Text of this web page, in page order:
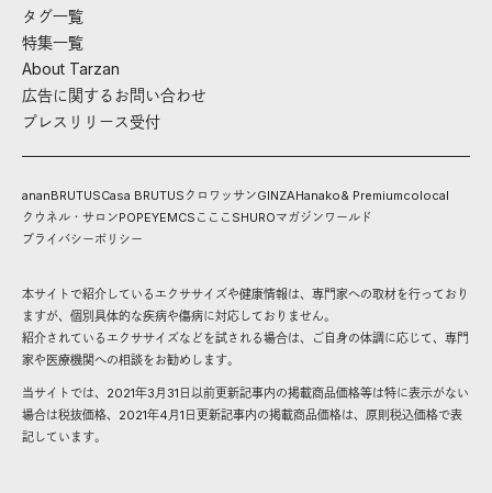
タグ一覧
特集一覧
About Tarzan
広告に関するお問い合わせ
プレスリリース受付
ananBRUTUSCasa BRUTUS クロワッサンGINZAHanako& Premiumcolocal
クウネル・サロンPOPEYEMCS こここ SHUROマガジンワールド
プライバシーポリシー
本サイトで紹介しているエクササイズや健康情報は、専門家への取材を行っており
ますが、個別具体的な疾病や傷病に対応しておりません。
紹介されているエクササイズなどを試される場合は、ご自身の体調に応じて、専門
家や医療機関への相談をお勧めします。
当サイトでは、2021年3月31日以前更新記事内の掲載商品価格等は特に表示がない
場合は税抜価格、2021年4月1日更新記事内の掲載商品価格は、原則税込価格で表
記しています。